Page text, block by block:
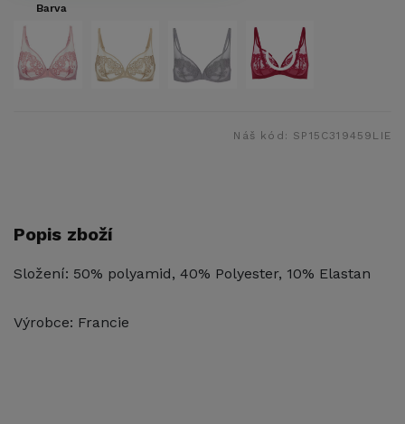
Barva
Náš kód: SP15C319459LIE
Popis zboží
Složení: 50% polyamid, 40% Polyester, 10% Elastan
Výrobce: Francie